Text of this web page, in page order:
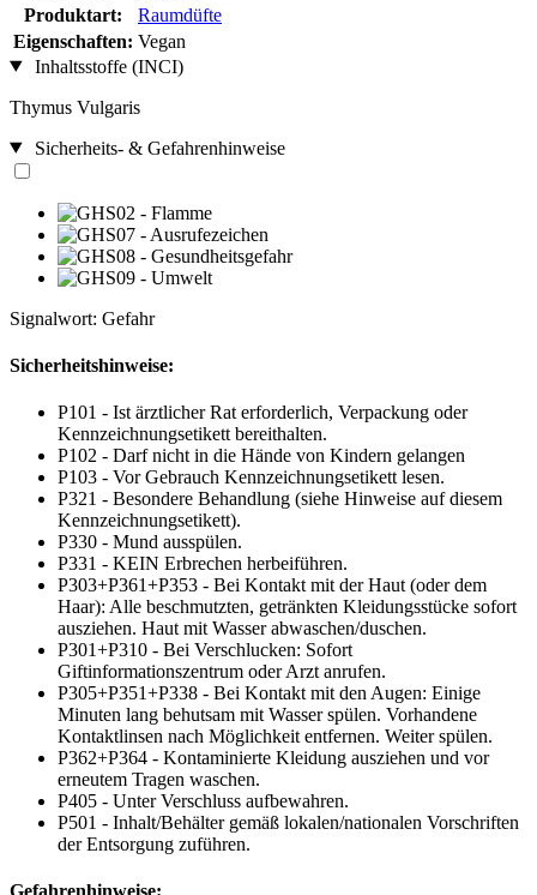
Produktart:
Raumdüfte
Eigenschaften: Vegan
Inhaltsstoffe (INCI)
Thymus Vulgaris
Sicherheits- & Gefahrenhinweise
Signalwort: Gefahr
Sicherheitshinweise:
P101 - Ist ärztlicher Rat erforderlich, Verpackung oder
Kennzeichnungsetikett bereithalten.
P102 - Darf nicht in die Hände von Kindern gelangen
P103 - Vor Gebrauch Kennzeichnungsetikett lesen.
P321 - Besondere Behandlung (siehe Hinweise auf diesem
Kennzeichnungsetikett).
P330 - Mund ausspülen.
P331 - KEIN Erbrechen herbeiführen.
P303+P361+P353 - Bei Kontakt mit der Haut (oder dem
Haar): Alle beschmutzten, getränkten Kleidungsstücke sofort
ausziehen. Haut mit Wasser abwaschen/duschen.
P301+P310 - Bei Verschlucken: Sofort
Giftinformationszentrum oder Arzt anrufen.
P305+P351+P338 - Bei Kontakt mit den Augen: Einige
Minuten lang behutsam mit Wasser spülen. Vorhandene
Kontaktlinsen nach Möglichkeit entfernen. Weiter spülen.
P362+P364 - Kontaminierte Kleidung ausziehen und vor
erneutem Tragen waschen.
P405 - Unter Verschluss aufbewahren.
P501 - Inhalt/Behälter gemäß lokalen/nationalen Vorschriften
der Entsorgung zuführen.